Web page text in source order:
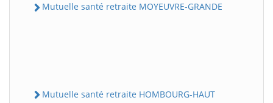
Mutuelle santé retraite MOYEUVRE-GRANDE
Mutuelle santé retraite HOMBOURG-HAUT